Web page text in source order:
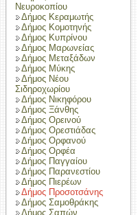
Νευροκοπίου
Δήμος Κεραμωτής
Δήμος Κομοτηνής
Δήμος Κυπρίνου
Δήμος Μαρωνείας
Δήμος Μεταξάδων
Δήμος Μύκης
Δήμος Νέου
Σιδηροχωρίου
Δήμος Νικηφόρου
Δήμος Ξάνθης
Δήμος Ορεινού
Δήμος Ορεστιάδας
Δήμος Ορφανού
Δήμος Ορφέα
Δήμος Παγγαίου
Δήμος Παρανεστίου
Δήμος Πιερέων
Δήμος Προσοτσάνης
Δήμος Σαμοθράκης
Δήμος Σαπών